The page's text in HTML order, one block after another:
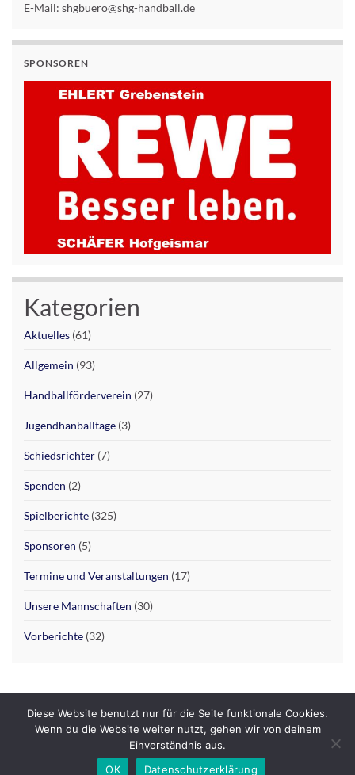
E-Mail: shgbuero@shg-handball.de
SPONSOREN
Kategorien
Aktuelles (61)
Allgemein (93)
Handballförderverein (27)
Jugendhanballtage (3)
Schiedsrichter (7)
Spenden (2)
Spielberichte (325)
Sponsoren (5)
Termine und Veranstaltungen (17)
Unsere Mannschaften (30)
Vorberichte (32)
Datenschutzerklärung Impressum
© 2026 SHG Hofgeismar / Grebenstein.
Diese Website benutzt nur für die Seite funktionale Cookies.
Wenn du die Website weiter nutzt, gehen wir von deinem
Einverständnis aus.
OK
Datenschutzerklärung